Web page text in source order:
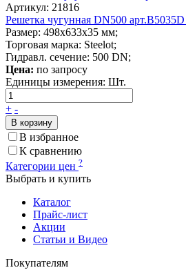
Артикул: 21816
Решетка чугунная DN500 арт.В5035D
Размер: 498х633х35 мм;
Торговая марка: Steelot;
Гидравл. сечение: 500 DN;
Цена: по запросу
Единицы измерения: Шт.
+ -
В корзину
В избранное
К сравнению
Категории цен ?
Выбрать и купить
Каталог
Прайс-лист
Акции
Статьи и Видео
Покупателям